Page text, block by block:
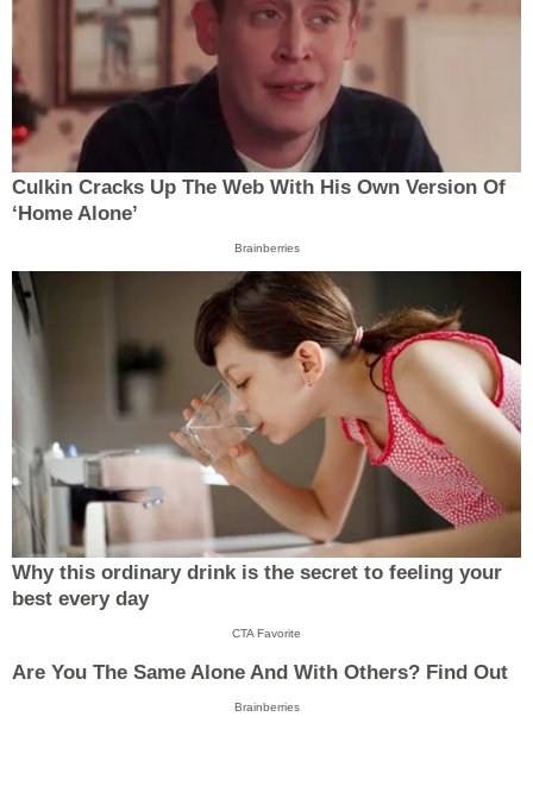
Culkin Cracks Up The Web With His Own Version Of
‘Home Alone’
Brainberries
Why this ordinary drink is the secret to feeling your
best every day
CTA Favorite
Are You The Same Alone And With Others? Find Out
Brainberries